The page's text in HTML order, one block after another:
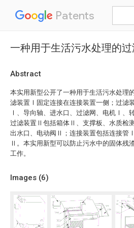
Patents
一种用于生活污水处理的
Abstract
本实用新型公开了一种用于生活污水处
滤装置Ⅰ固定连接在连接装置一侧；过滤
Ⅰ、导向轴、进水口、过滤网、电机Ⅰ、
过滤装置Ⅱ包括箱体Ⅱ、支撑板、水质检
出水口、电动阀Ⅱ；连接装置包括连接
Ⅱ。本实用新型可以防止污水中的固体残
工作。
Images (6)